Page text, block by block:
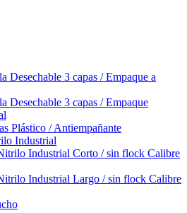
Desechable 3 capas / Empaque a
Desechable 3 capas / Empaque
Plástico / Antiempañante
Industrial
Industrial Corto / sin flock Calibre
Industrial Largo / sin flock Calibre